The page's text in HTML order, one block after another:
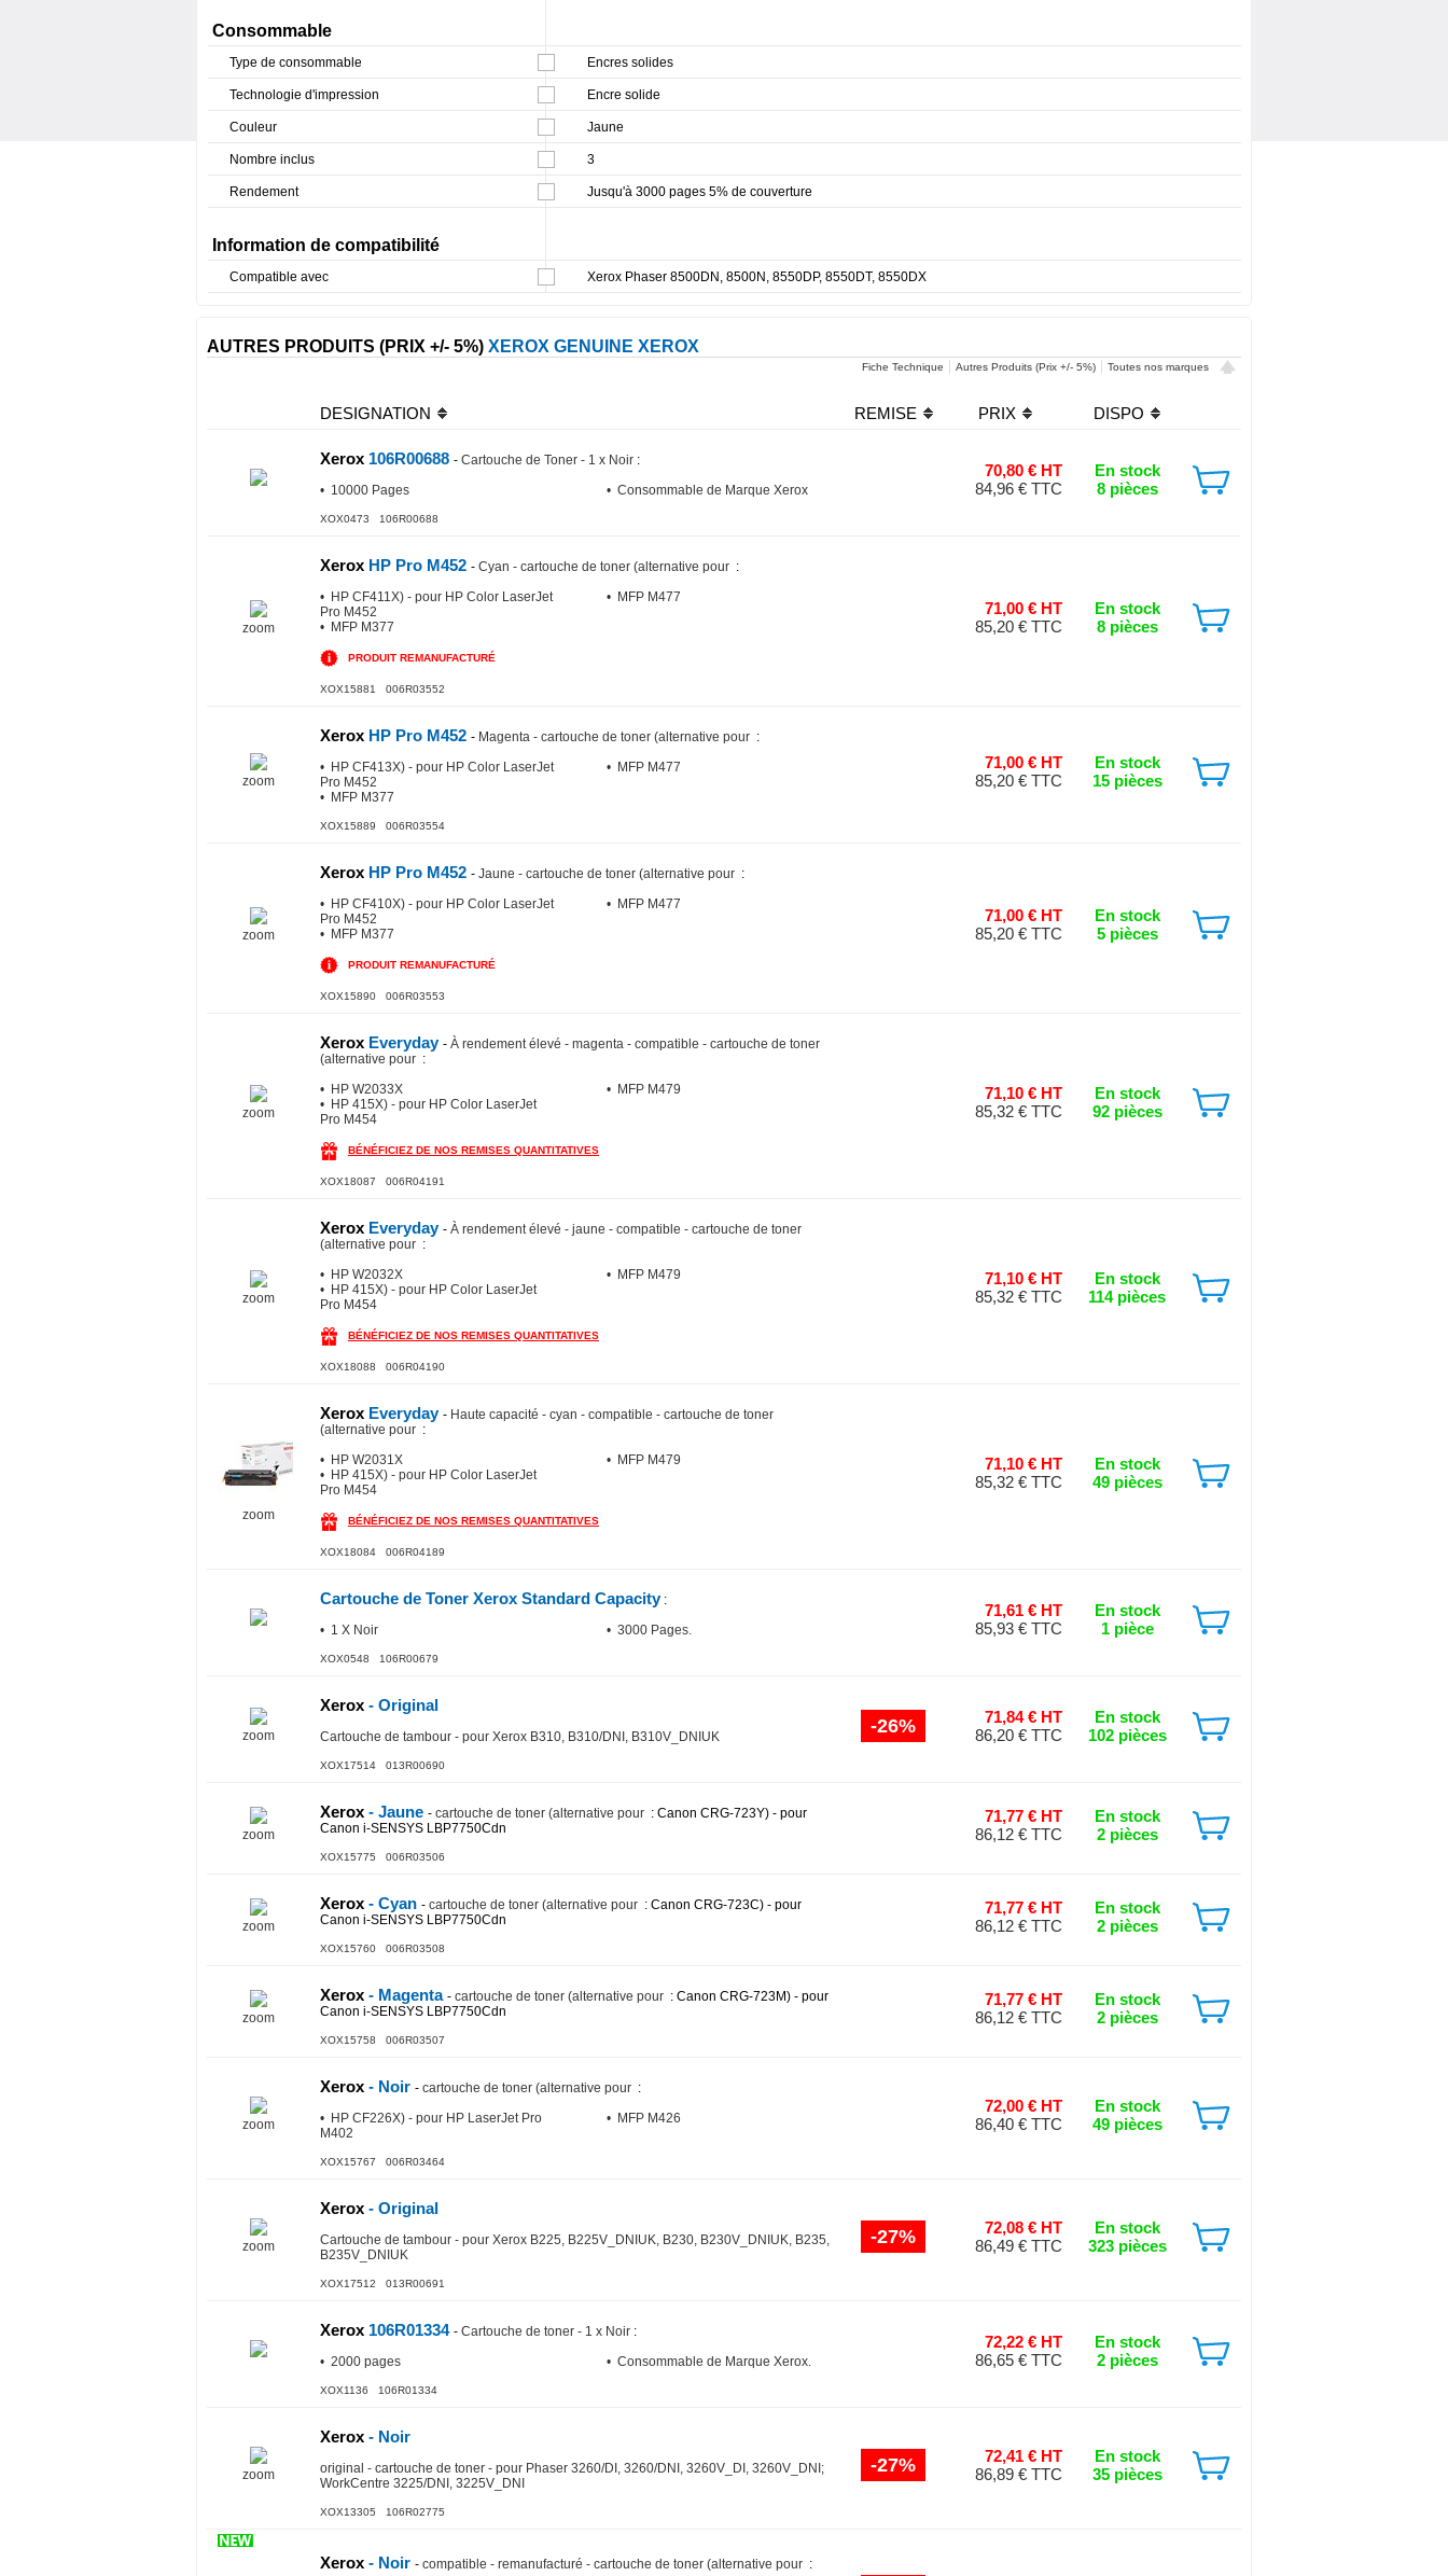
Consommable
Type de consommable Encres solides
Technologie d'impression Encre solide
Couleur Jaune
Nombre inclus 3
Rendement Jusqu'à 3000 pages 5% de couverture
Information de compatibilité
Compatible avec Xerox Phaser 8500DN, 8500N, 8550DP, 8550DT, 8550DX
AUTRES PRODUITS (PRIX +/- 5%) XEROX GENUINE XEROX
Fiche Technique Autres Produits (Prix +/- 5%) Toutes nos marques
DESIGNATION REMISE PRIX DISPO
Xerox 106R00688 - Cartouche de Toner - 1 x Noir :
• 10000 Pages
• Consommable de Marque Xerox
XOX0473 106R00688
70,80 € HT
84,96 € TTC
En stock
8 pièces
zoom
Xerox HP Pro M452 - Cyan - cartouche de toner (alternative pour :
• HP CF411X) - pour HP Color LaserJet
Pro M452
• MFP M377
• MFP M477
PRODUIT REMANUFACTURÉ
XOX15881 006R03552
71,00 € HT
85,20 € TTC
En stock
8 pièces
zoom
Xerox HP Pro M452 - Magenta - cartouche de toner (alternative pour :
• HP CF413X) - pour HP Color LaserJet
Pro M452
• MFP M377
• MFP M477
XOX15889 006R03554
71,00 € HT
85,20 € TTC
En stock
15 pièces
zoom
Xerox HP Pro M452 - Jaune - cartouche de toner (alternative pour :
• HP CF410X) - pour HP Color LaserJet
Pro M452
• MFP M377
• MFP M477
PRODUIT REMANUFACTURÉ
XOX15890 006R03553
71,00 € HT
85,20 € TTC
En stock
5 pièces
zoom
Xerox Everyday - À rendement élevé - magenta - compatible - cartouche de toner
(alternative pour :
• HP W2033X
• HP 415X) - pour HP Color LaserJet
Pro M454
• MFP M479
BÉNÉFICIEZ DE NOS REMISES QUANTITATIVES
XOX18087 006R04191
71,10 € HT
85,32 € TTC
En stock
92 pièces
zoom
Xerox Everyday - À rendement élevé - jaune - compatible - cartouche de toner
(alternative pour :
• HP W2032X
• HP 415X) - pour HP Color LaserJet
Pro M454
• MFP M479
BÉNÉFICIEZ DE NOS REMISES QUANTITATIVES
XOX18088 006R04190
71,10 € HT
85,32 € TTC
En stock
114 pièces
zoom
Xerox Everyday - Haute capacité - cyan - compatible - cartouche de toner
(alternative pour :
• HP W2031X
• HP 415X) - pour HP Color LaserJet
Pro M454
• MFP M479
BÉNÉFICIEZ DE NOS REMISES QUANTITATIVES
XOX18084 006R04189
71,10 € HT
85,32 € TTC
En stock
49 pièces
Cartouche de Toner Xerox Standard Capacity:
• 1 X Noir
• 3000 Pages.
XOX0548 106R00679
71,61 € HT
85,93 € TTC
En stock
1 pièce
zoom
Xerox - Original
Cartouche de tambour - pour Xerox B310, B310/DNI, B310V_DNIUK
XOX17514 013R00690
-26%
71,84 € HT
86,20 € TTC
En stock
102 pièces
zoom
Xerox - Jaune - cartouche de toner (alternative pour : Canon CRG-723Y) - pour
Canon i-SENSYS LBP7750Cdn
XOX15775 006R03506
71,77 € HT
86,12 € TTC
En stock
2 pièces
zoom
Xerox - Cyan - cartouche de toner (alternative pour : Canon CRG-723C) - pour
Canon i-SENSYS LBP7750Cdn
XOX15760 006R03508
71,77 € HT
86,12 € TTC
En stock
2 pièces
zoom
Xerox - Magenta - cartouche de toner (alternative pour : Canon CRG-723M) - pour
Canon i-SENSYS LBP7750Cdn
XOX15758 006R03507
71,77 € HT
86,12 € TTC
En stock
2 pièces
zoom
Xerox - Noir - cartouche de toner (alternative pour :
• HP CF226X) - pour HP LaserJet Pro
M402
• MFP M426
XOX15767 006R03464
72,00 € HT
86,40 € TTC
En stock
49 pièces
zoom
Xerox - Original
Cartouche de tambour - pour Xerox B225, B225V_DNIUK, B230, B230V_DNIUK, B235,
B235V_DNIUK
XOX17512 013R00691
-27%
72,08 € HT
86,49 € TTC
En stock
323 pièces
Xerox 106R01334 - Cartouche de toner - 1 x Noir :
• 2000 pages
• Consommable de Marque Xerox.
XOX1136 106R01334
72,22 € HT
86,65 € TTC
En stock
2 pièces
zoom
Xerox - Noir
original - cartouche de toner - pour Phaser 3260/DI, 3260/DNI, 3260V_DI, 3260V_DNI;
WorkCentre 3225/DNI, 3225V_DNI
XOX13305 106R02775
-27%
72,41 € HT
86,89 € TTC
En stock
35 pièces
Xerox - Noir - compatible - remanufacturé - cartouche de toner (alternative pour :